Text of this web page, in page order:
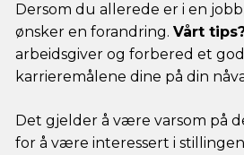
Dersom du allerede er i en
ønsker en forandring. Vårt
arbeidsgiver og forbered et
karrieremålene dine på din
Det gjelder å være varsom på
for å være interessert i